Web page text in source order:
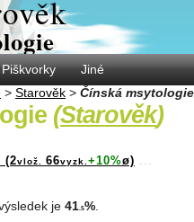
Piškvorky
Jiné
> Starověk > Čínská msytologie
(Starověk)
(2vlož. 66vyzk.+10%ø) ...
je 41.5%.